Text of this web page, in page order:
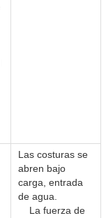
Las costuras se
abren bajo
carga, entrada
de agua.
La fuerza de